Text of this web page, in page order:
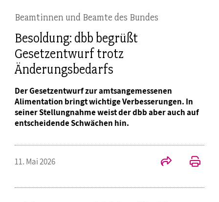
Beamtinnen und Beamte des Bundes
Besoldung: dbb begrüßt
Gesetzentwurf trotz
Änderungsbedarfs
Der Gesetzentwurf zur amtsangemessenen
Alimentation bringt wichtige Verbesserungen. In
seiner Stellungnahme weist der dbb aber auch auf
entscheidende Schwächen hin.
11. Mai 2026